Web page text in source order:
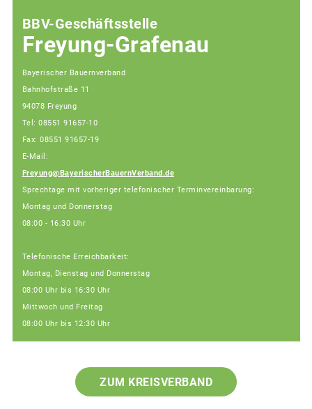
BBV-Geschäftsstelle
Freyung-Grafenau
Bayerischer Bauernverband
Bahnhofstraße 11
94078 Freyung
Tel: 08551 91657-10
Fax: 08551 91657-19
E-Mail:
Freyung@BayerischerBauernVerband.de
Sprechtage mit vorheriger telefonischer Terminvereinbarung:
Montag und Donnerstag
08:00 - 16:30 Uhr
Telefonische Erreichbarkeit:
Montag, Dienstag und Donnerstag
08:00 Uhr bis 16:30 Uhr
Mittwoch und Freitag
08:00 Uhr bis 12:30 Uhr
ZUM KREISVERBAND